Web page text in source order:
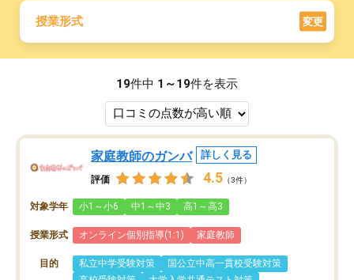
授業形式 変更
19件中 1～19件を表示
家庭教師のガンバ 詳しく見る
評価 4.5 （3件）
対象学年 小1～小6 中1～中3 高1～高3
授業形式 オンライン個別指導(1:1) 家庭教師
目的 私立中学受験対策
国公立中高一貫校受験対策